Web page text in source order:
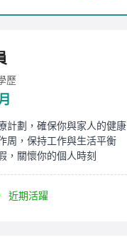
歷
計劃，確保你與家人的健康
周，保持工作與生活平衡
，關懷你的個人時刻
近期活躍